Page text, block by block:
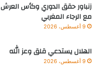
زنباور حقق الدوري وكأس العرش
مع الرجاء المغربي
9 أغسطس، 2026
الهلال يستدعي قلق وعز الله
9 أغسطس، 2026